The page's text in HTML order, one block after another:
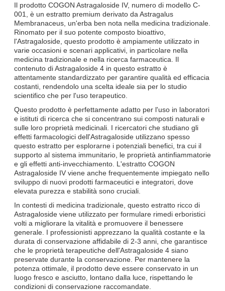
Il prodotto COGON Astragaloside IV, numero di modello C-
001, è un estratto premium derivato da Astragalus
Membranaceus, un'erba ben nota nella medicina tradizionale.
Rinomato per il suo potente composto bioattivo,
l'Astragaloside, questo prodotto è ampiamente utilizzato in
varie occasioni e scenari applicativi, in particolare nella
medicina tradizionale e nella ricerca farmaceutica. Il
contenuto di Astragaloside 4 in questo estratto è
attentamente standardizzato per garantire qualità ed efficacia
costanti, rendendolo una scelta ideale sia per lo studio
scientifico che per l'uso terapeutico.
Questo prodotto è perfettamente adatto per l'uso in laboratori
e istituti di ricerca che si concentrano sui composti naturali e
sulle loro proprietà medicinali. I ricercatori che studiano gli
effetti farmacologici dell'Astragaloside utilizzano spesso
questo estratto per esplorarne i potenziali benefici, tra cui il
supporto al sistema immunitario, le proprietà antinfiammatorie
e gli effetti anti-invecchiamento. L'estratto COGON
Astragaloside IV viene anche frequentemente impiegato nello
sviluppo di nuovi prodotti farmaceutici e integratori, dove
elevata purezza e stabilità sono cruciali.
In contesti di medicina tradizionale, questo estratto ricco di
Astragaloside viene utilizzato per formulare rimedi erboristici
volti a migliorare la vitalità e promuovere il benessere
generale. I professionisti apprezzano la qualità costante e la
durata di conservazione affidabile di 2-3 anni, che garantisce
che le proprietà terapeutiche dell'Astragaloside 4 siano
preservate durante la conservazione. Per mantenere la
potenza ottimale, il prodotto deve essere conservato in un
luogo fresco e asciutto, lontano dalla luce, rispettando le
condizioni di conservazione raccomandate.